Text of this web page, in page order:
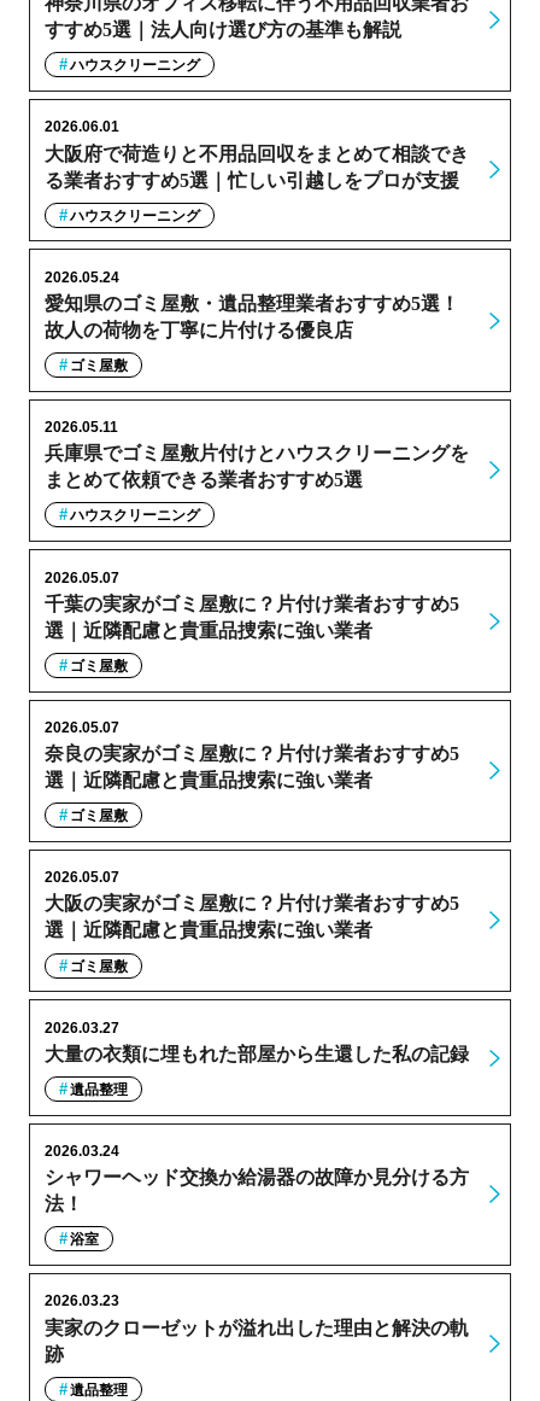
すすめ5選｜法人向け選び方の基準も解説
ハウスクリーニング
大阪府で荷造りと不用品回収をまとめて相談でき
る業者おすすめ5選｜忙しい引越しをプロが支援
2026.06.01
ハウスクリーニング
愛知県のゴミ屋敷・遺品整理業者おすすめ5選！
故人の荷物を丁寧に片付ける優良店
2026.05.24
ゴミ屋敷
兵庫県でゴミ屋敷片付けとハウスクリーニングを
まとめて依頼できる業者おすすめ5選
2026.05.11
ハウスクリーニング
千葉の実家がゴミ屋敷に？片付け業者おすすめ5
選｜近隣配慮と貴重品捜索に強い業者
2026.05.07
ゴミ屋敷
奈良の実家がゴミ屋敷に？片付け業者おすすめ5
選｜近隣配慮と貴重品捜索に強い業者
2026.05.07
ゴミ屋敷
大阪の実家がゴミ屋敷に？片付け業者おすすめ5
選｜近隣配慮と貴重品捜索に強い業者
2026.05.07
ゴミ屋敷
大量の衣類に埋もれた部屋から生還した私の記録
2026.03.27
遺品整理
シャワーヘッド交換か給湯器の故障か見分ける方
法！
2026.03.24
浴室
実家のクローゼットが溢れ出した理由と解決の軌
跡
2026.03.23
遺品整理